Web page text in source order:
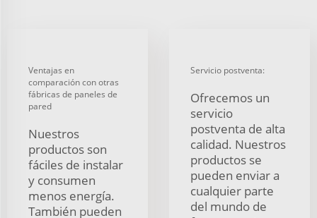
Ventajas en
comparación con otras
fábricas de paneles de
pared
Nuestros
productos son
fáciles de instalar
y consumen
menos energía.
También pueden
Servicio postventa:
Ofrecemos un
servicio
postventa de alta
calidad. Nuestros
productos se
pueden enviar a
cualquier parte
del mundo de